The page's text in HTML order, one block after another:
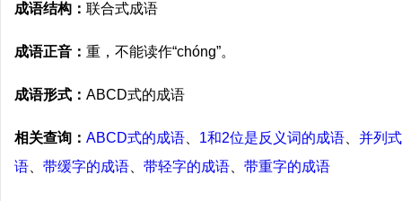
成语结构： 联合式成语
成语正音： 重，不能读作“chónɡ”。
成语形式： ABCD式的成语
相关查询： ABCD式的成语 1和2位是反义词的成语
并列
语
带缓字的成语 带轻字的成语 带重字的成语